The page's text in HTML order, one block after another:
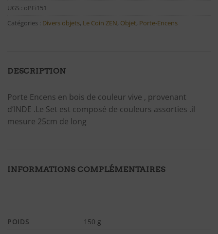
UGS : oPEi151
Catégories : Divers objets, Le Coin ZEN, Objet, Porte-Encens
DESCRIPTION
Porte Encens en bois de couleur vive , provenant
d’INDE .Le Set est composé de couleurs assorties .il
mesure 25cm de long
INFORMATIONS COMPLÉMENTAIRES
POIDS 150 g